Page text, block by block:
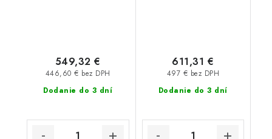
Dodanie do 3 dní
446,60 € bez DPH
549,32 €
Dodanie do 3 dní
497 € bez DPH
611,31 €